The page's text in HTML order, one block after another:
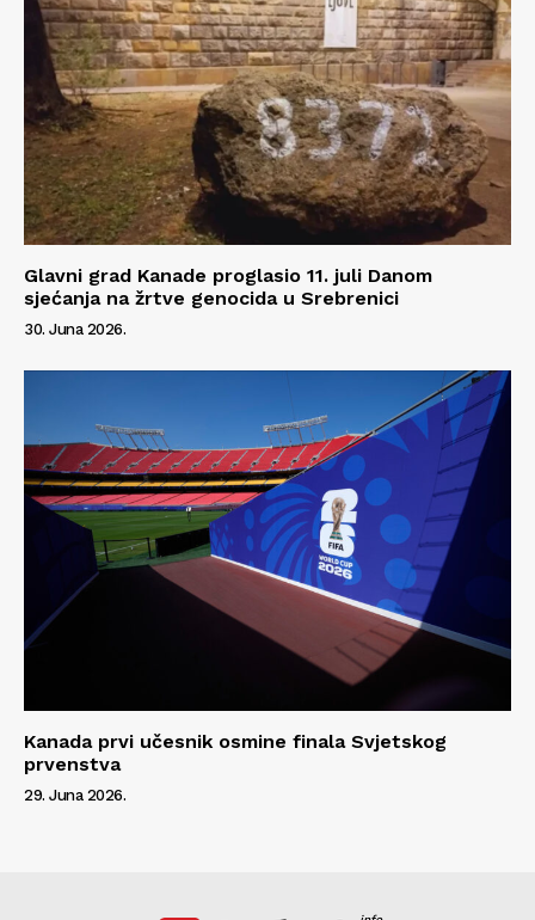
Glavni grad Kanade proglasio 11. juli Danom
sjećanja na žrtve genocida u Srebrenici
30. Juna 2026.
Kanada prvi učesnik osmine finala Svjetskog
prvenstva
29. Juna 2026.